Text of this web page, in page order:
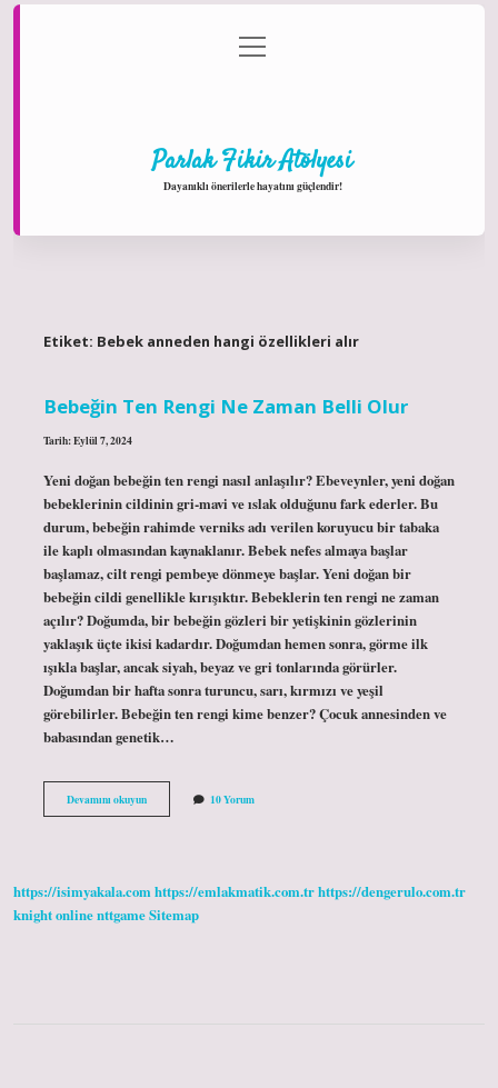
Gizlilik Politikası
menüyü
aç
Parlak Fikir Atölyesi
Dayanıklı önerilerle hayatını güçlendir!
Etiket: Bebek anneden hangi özellikleri alır
Bebeğin Ten Rengi Ne Zaman Belli Olur
Tarih: Eylül 7, 2024
Yeni doğan bebeğin ten rengi nasıl anlaşılır? Ebeveynler, yeni doğan
bebeklerinin cildinin gri-mavi ve ıslak olduğunu fark ederler. Bu
durum, bebeğin rahimde verniks adı verilen koruyucu bir tabaka
ile kaplı olmasından kaynaklanır. Bebek nefes almaya başlar
başlamaz, cilt rengi pembeye dönmeye başlar. Yeni doğan bir
bebeğin cildi genellikle kırışıktır. Bebeklerin ten rengi ne zaman
açılır? Doğumda, bir bebeğin gözleri bir yetişkinin gözlerinin
yaklaşık üçte ikisi kadardır. Doğumdan hemen sonra, görme ilk
ışıkla başlar, ancak siyah, beyaz ve gri tonlarında görürler.
Doğumdan bir hafta sonra turuncu, sarı, kırmızı ve yeşil
görebilirler. Bebeğin ten rengi kime benzer? Çocuk annesinden ve
babasından genetik…
Devamını okuyunBebeğin
Ten
Olur
10 Yorum
https://isimyakala.comhttps://emlakmatik.com.trhttps://dengerulo.com.tr
knight onlinenttgameSitemap